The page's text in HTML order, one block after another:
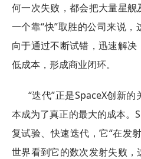
何一次失败，都会把大量星
一个靠“快”取胜的公司来说
向于通过不断试错，迅速解
低成本，形成商业闭环。
“迭代”正是SpaceX创新
本成为了真正的最大的成本。
复试验、快速迭代，它“在发
世界看到它的数次发射失败